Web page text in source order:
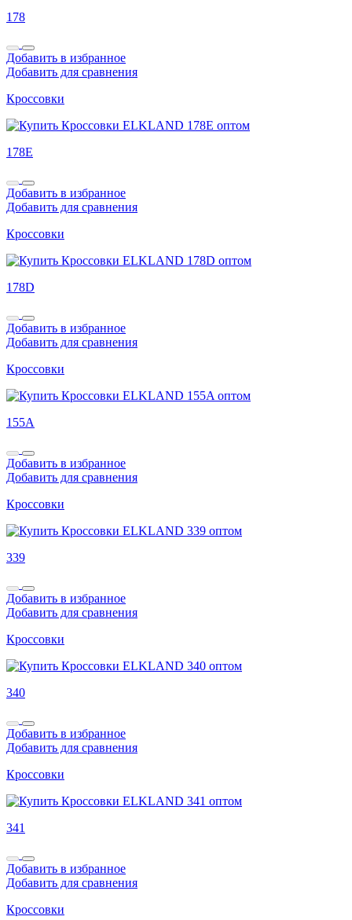
178
Добавить в избранное
Добавить для сравнения
Кроссовки
178E
Добавить в избранное
Добавить для сравнения
Кроссовки
178D
Добавить в избранное
Добавить для сравнения
Кроссовки
155A
Добавить в избранное
Добавить для сравнения
Кроссовки
339
Добавить в избранное
Добавить для сравнения
Кроссовки
340
Добавить в избранное
Добавить для сравнения
Кроссовки
341
Добавить в избранное
Добавить для сравнения
Кроссовки